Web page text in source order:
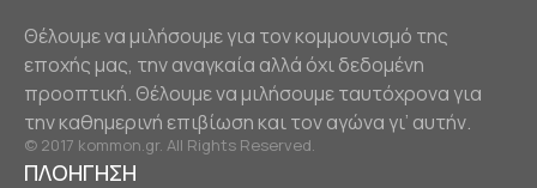
Θέλουμε να μιλήσουμε για τον κομμουνισμό της
εποχής μας, την αναγκαία αλλά όχι δεδομένη
προοπτική. Θέλουμε να μιλήσουμε ταυτόχρονα για
την καθημερινή επιβίωση και τον αγώνα γι’ αυτήν.
© 2017 kommon.gr. All Rights Reserved.
ΠΛΟΗΓΗΣΗ